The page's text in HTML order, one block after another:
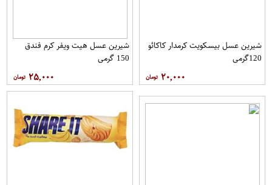
شیرین عسل بیسکویت کرمدار کاکائو
120گرمی
۲۰,۰۰۰
شیرین عسل هیت ویفر کرم فندق
150 گرمی
۲۵,۰۰۰